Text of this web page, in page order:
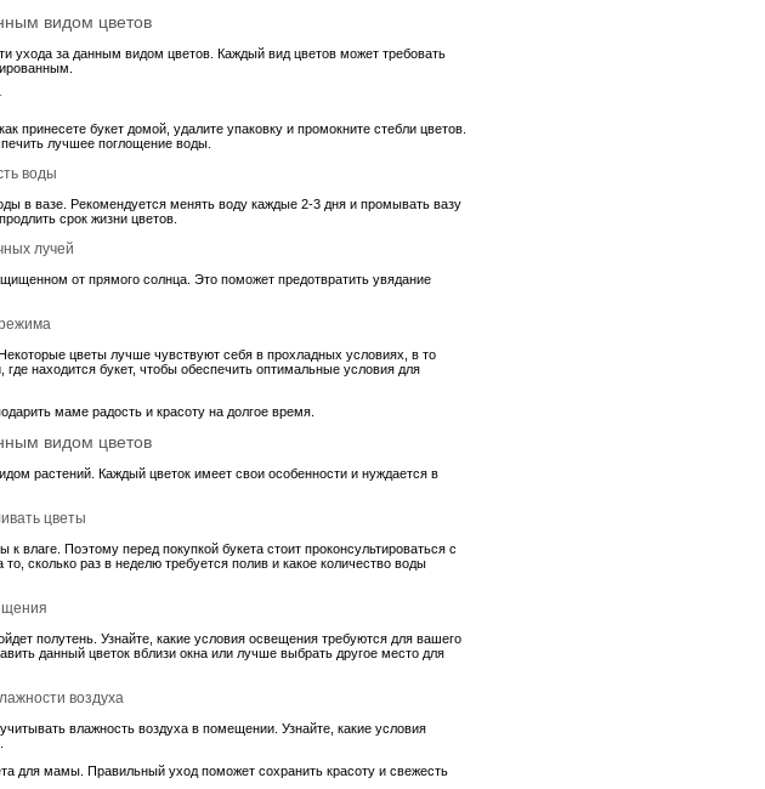
видом цветов
ухода за данным видом цветов. Каждый вид цветов может требовать
принесете букет домой, удалите упаковку и промокните стебли цветов.
лучшее поглощение воды.
воды
в вазе. Рекомендуется менять воду каждые 2-3 дня и промывать вазу
срок жизни цветов.
лучей
от прямого солнца. Это поможет предотвратить увядание
цветы лучше чувствуют себя в прохладных условиях, в то
находится букет, чтобы обеспечить оптимальные условия для
маме радость и красоту на долгое время.
видом цветов
растений. Каждый цветок имеет свои особенности и нуждается в
цветы
влаге. Поэтому перед покупкой букета стоит проконсультироваться с
сколько раз в неделю требуется полив и какое количество воды
полутень. Узнайте, какие условия освещения требуются для вашего
данный цветок вблизи окна или лучше выбрать другое место для
воздуха
влажность воздуха в помещении. Узнайте, какие условия
для мамы. Правильный уход поможет сохранить красоту и свежесть